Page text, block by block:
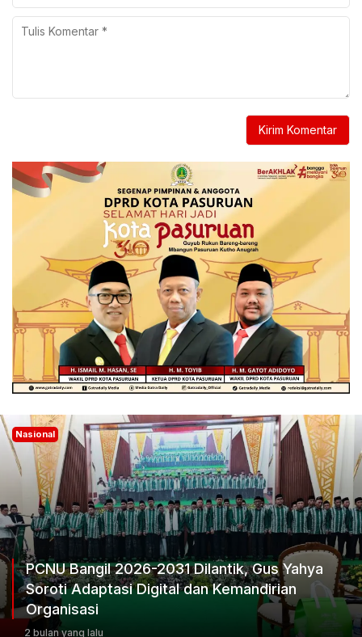
Nasional
PCNU Bangil 2026-2031 Dilantik, Gus Yahya
Soroti Adaptasi Digital dan Kemandirian
Organisasi
2 bulan yang lalu